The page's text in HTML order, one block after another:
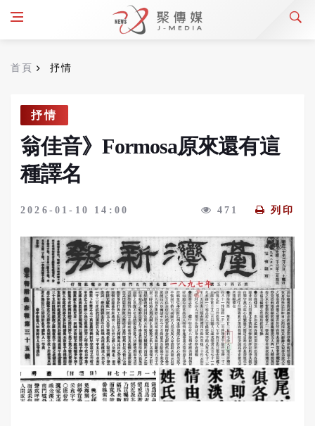
首頁 抒情
抒情
翁佳音》Formosa原來還有這
種譯名
2026-01-10 14:00 471 列印